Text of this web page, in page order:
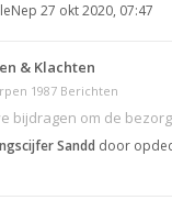
27 okt 2020, 07:47
& Klachten
1987 Berichten
bijdragen om de
Sandd door